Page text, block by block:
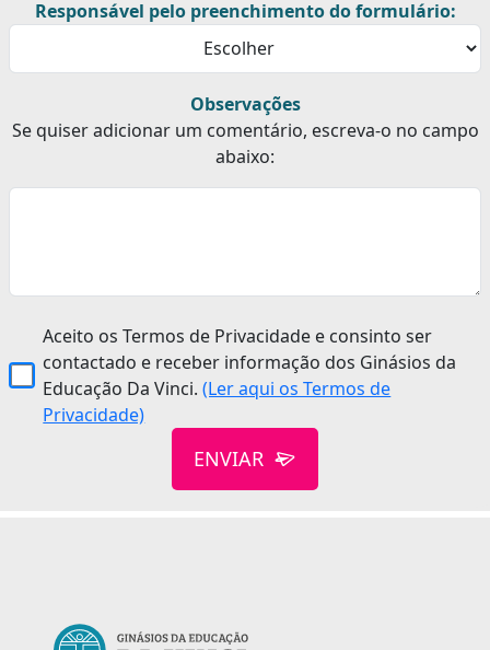
Responsável pelo preenchimento do formulário:
Observações
Se quiser adicionar um comentário, escreva-o no campo
abaixo:
Aceito os Termos de Privacidade e consinto ser
contactado e receber informação dos Ginásios da
Educação Da Vinci.(Ler aqui os Termos de
Privacidade)
ENVIAR